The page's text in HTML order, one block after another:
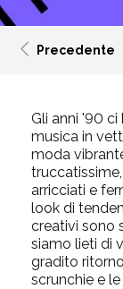
Precedente
Gli anni '90
musica in
moda
arricciati e
look di
creativi sono
siamo lieti di
gradito
scrunchie e